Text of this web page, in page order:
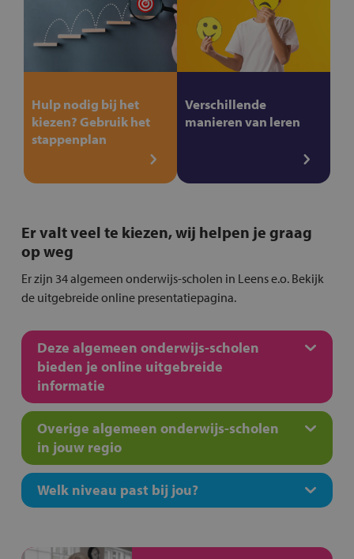
Hulp nodig bij het
kiezen? Gebruik het
stappenplan
Verschillende
manieren van leren
Er valt veel te kiezen, wij helpen je graag
op weg
Er zijn 34 algemeen onderwijs-scholen in Leens e.o. Bekijk
de uitgebreide online presentatiepagina.
Deze algemeen onderwijs-scholen
bieden je online uitgebreide
informatie
Overige algemeen onderwijs-scholen
in jouw regio
Welk niveau past bij jou?